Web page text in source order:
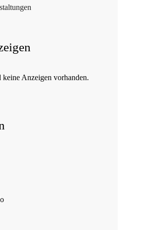
Anzeigen vorhanden.